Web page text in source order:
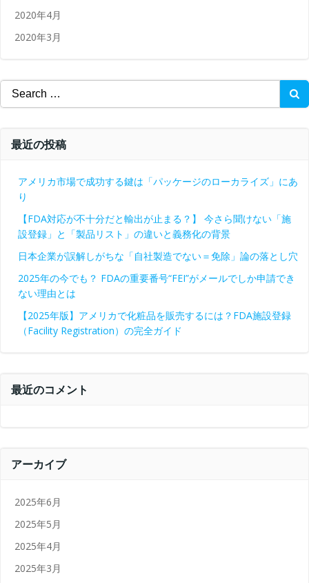
2020年4月
2020年3月
Search
for:
最近の投稿
アメリカ市場で成功する鍵は「パッケージのローカライズ」にあ
り
【FDA対応が不十分だと輸出が止まる？】 今さら聞けない「施
設登録」と「製品リスト」の違いと義務化の背景
日本企業が誤解しがちな「自社製造でない＝免除」論の落とし穴
2025年の今でも？ FDAの重要番号“FEI”がメールでしか申請でき
ない理由とは
【2025年版】アメリカで化粧品を販売するには？FDA施設登録
（Facility Registration）の完全ガイド
最近のコメント
アーカイブ
2025年6月
2025年5月
2025年4月
2025年3月